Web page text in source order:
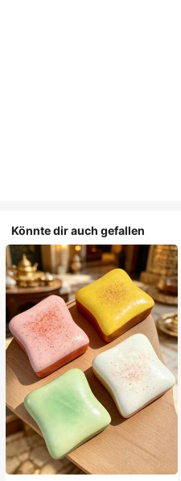
Könnte dir auch gefallen